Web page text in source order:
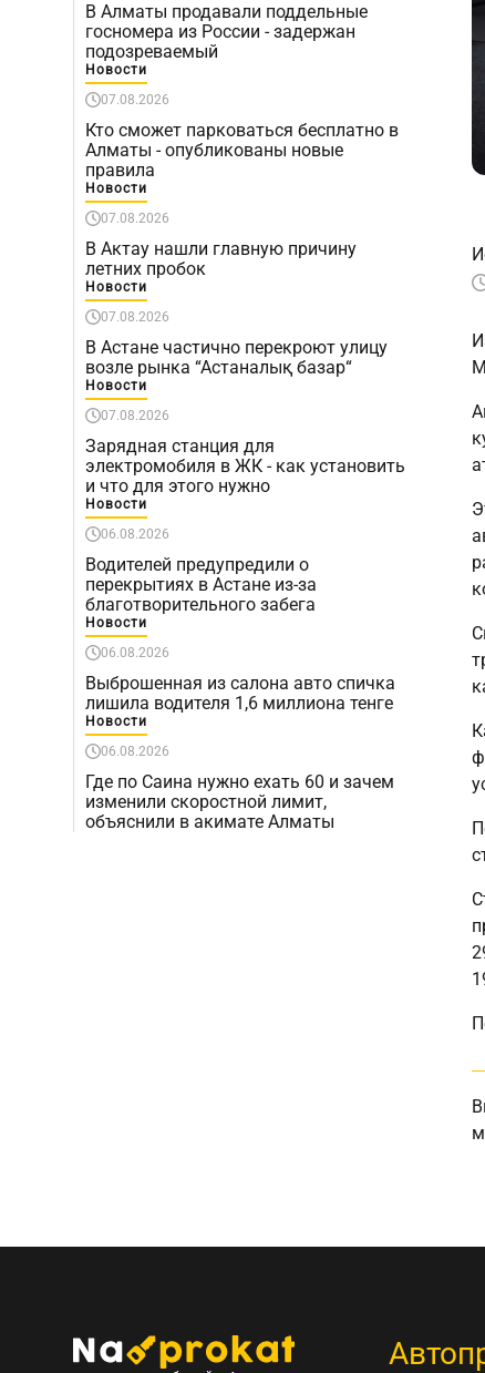
В Алматы продавали поддельные
госномера из России - задержан
подозреваемый
Новости
07.08.2026
Кто сможет парковаться бесплатно в
Алматы - опубликованы новые
правила
Новости
07.08.2026
В Актау нашли главную причину
летних пробок
Новости
07.08.2026
В Астане частично перекроют улицу
возле рынка “Астаналық базар“
Новости
07.08.2026
Зарядная станция для
электромобиля в ЖК - как установить
и что для этого нужно
Новости
06.08.2026
Водителей предупредили о
перекрытиях в Астане из-за
благотворительного забега
Новости
06.08.2026
Выброшенная из салона авто спичка
лишила водителя 1,6 миллиона тенге
Новости
06.08.2026
Где по Саина нужно ехать 60 и зачем
изменили скоростной лимит,
объяснили в акимате Алматы